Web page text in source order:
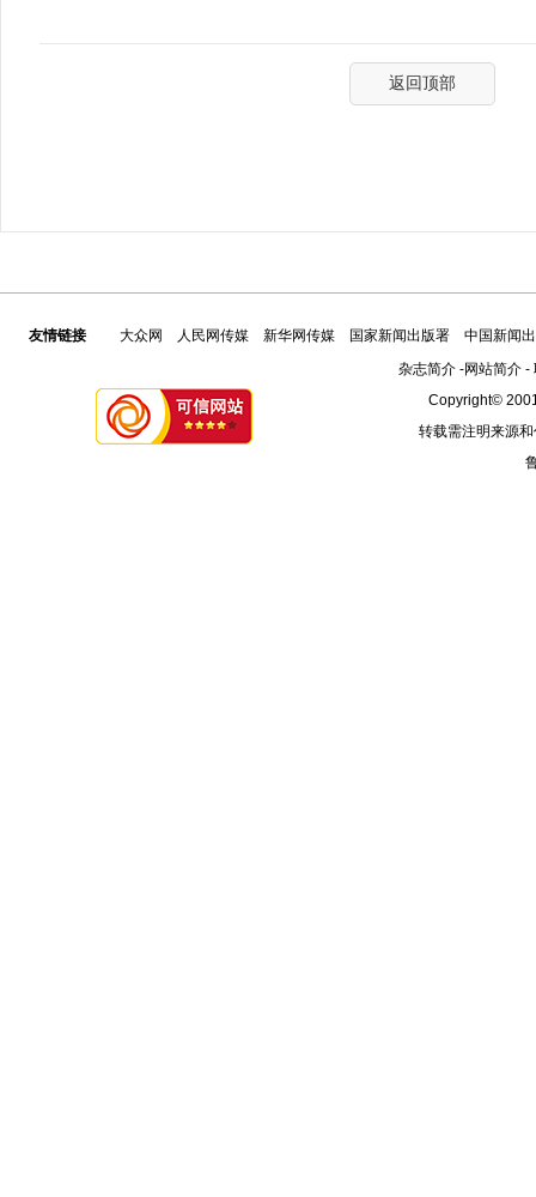
返回顶部
友情链接 大众网 人民网传媒 新华网传媒 国家新闻出版署
中国新闻
杂志简介-网站简介-
Copyright©
转载需注明来源